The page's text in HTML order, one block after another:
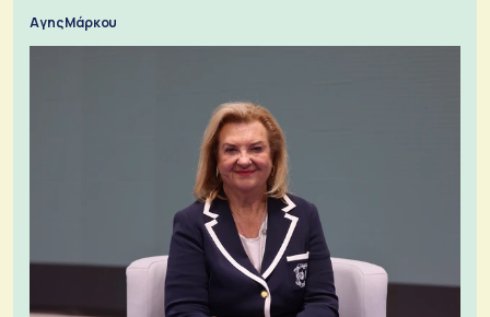
Αγης Μάρκου